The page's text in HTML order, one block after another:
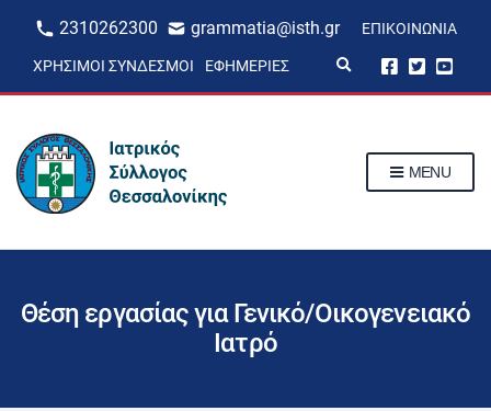
2310262300 grammatia@isth.gr ΕΠΙΚΟΙΝΩΝΊΑ
ΧΡΉΣΙΜΟΙ ΣΎΝΔΕΣΜΟΙ ΕΦΗΜΕΡΊΕΣ
p
m
MENU
Θέση εργασίας για Γενικό/Οικογενειακό
Ιατρό